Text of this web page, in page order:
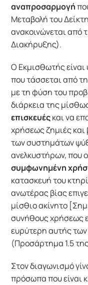
αναπροσαρμογή
Μεταβολή του
ανακοινώνεται από
Διακήρυξης).
Ο Εκμισθωτής
που τάσσεται από
με τη φύση του
διάρκεια της
επισκευέςκαι να
χρήσεως ζημιές
των συστημάτων
ανελκυστήρων, που
συμφωνημένη
κατασκευή του
ανωτέρας βίας
μίσθιο ακίνητο
συνήθους χρήσεως
ευρύτερη αυτής
(Προσάρτημα 1.5
Στον διαγωνισμό
πρόσωπα που είναι